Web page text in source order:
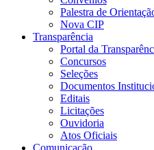
Palestra de
Nova CIP
Transparência
Portal da
Concursos
Seleções
Documentos
Editais
Licitações
Ouvidoria
Atos Oficiais